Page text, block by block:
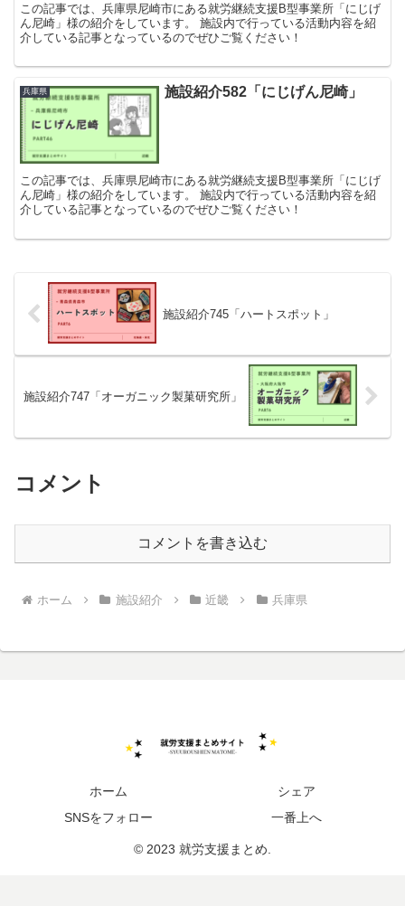
この記事では、兵庫県尼崎市にある就労継続支援B型事業所「にじげ
ん尼崎」様の紹介をしています。 施設内で行っている活動内容を紹
介している記事となっているのでぜひご覧ください！
兵庫県 施設紹介582「にじげん尼崎」
この記事では、兵庫県尼崎市にある就労継続支援B型事業所「にじげ
ん尼崎」様の紹介をしています。 施設内で行っている活動内容を紹
介している記事となっているのでぜひご覧ください！
施設紹介745「ハートスポット」
施設紹介747「オーガニック製菓研究所」
コメント
コメントを書き込む
ホーム 施設紹介 近畿 兵庫県
ホーム
シェア
SNSをフォロー
一番上へ
© 2023 就労支援まとめ.